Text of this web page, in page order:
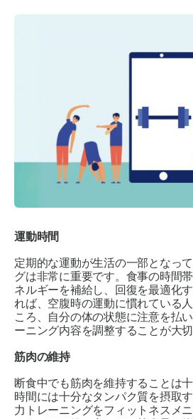
運動時間
定期的な運動が生活の一部となっ
グは非常に重要です。食事の時間
ネルギーを補給し、回復を最適化
れば、空腹時の運動に慣れている
ころ、自分の体の状態に注意を払
ーニング内容を調整することが大
筋肉の維持
断食中でも筋肉を維持することは
時間には十分なタンパク質を摂取
力トレーニングをフィットネスメ